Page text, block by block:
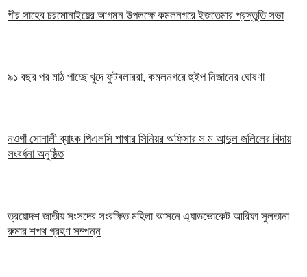
পীর সাহেব চরমোনাইয়ের আগমন উপলক্ষে কমলনগরে ইজতেমার প্রস্তুতি সভা
৯১ বছর পর মাঠ পাচ্ছে খুদে ফুটবলাররা, কমলনগরে হুইপ নিজানের ঘোষণা
নওগাঁ সোনালী ব্যাংক পিএলসি শাখার সিনিয়র অফিসার স ম আব্দুল জলিলের বিদায়
সংবর্ধনা অনুষ্ঠিত
ত্রয়োদশ জাতীয় সংসদের সংরক্ষিত মহিলা আসনে এ্যাডভোকেট আরিফা সুলতানা
রুমার শপথ গ্রহণ সম্পন্ন